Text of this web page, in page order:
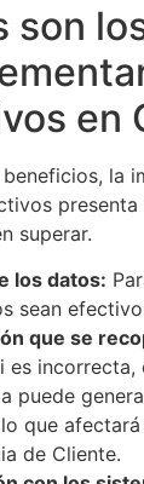
son
en
la
superar.
los datos:
sean
que se
es
puede
que
de Cliente.